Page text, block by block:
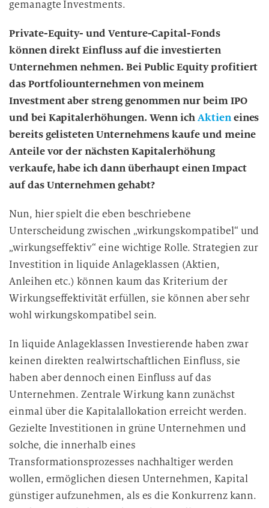
gemanagte Investments.
Private-Equity- und Venture-Capital-Fonds
können direkt Einfluss auf die investierten
Unternehmen nehmen. Bei Public Equity profitiert
das Portfoliounternehmen von meinem
Investment aber streng genommen nur beim IPO
und bei Kapitalerhöhungen. Wenn ichAktieneines
bereits gelisteten Unternehmens kaufe und meine
Anteile vor der nächsten Kapitalerhöhung
verkaufe, habe ich dann überhaupt einen Impact
auf das Unternehmen gehabt?
Nun, hier spielt die eben beschriebene
Unterscheidung zwischen „wirkungskompatibel“ und
„wirkungseffektiv“ eine wichtige Rolle. Strategien zur
Investition in liquide Anlageklassen (Aktien,
Anleihen etc.) können kaum das Kriterium der
Wirkungseffektivität erfüllen, sie können aber sehr
wohl wirkungskompatibel sein.
In liquide Anlageklassen Investierende haben zwar
keinen direkten realwirtschaftlichen Einfluss, sie
haben aber dennoch einen Einfluss auf das
Unternehmen. Zentrale Wirkung kann zunächst
einmal über die Kapitalallokation erreicht werden.
Gezielte Investitionen in grüne Unternehmen und
solche, die innerhalb eines
Transformationsprozesses nachhaltiger werden
wollen, ermöglichen diesen Unternehmen, Kapital
günstiger aufzunehmen, als es die Konkurrenz kann.